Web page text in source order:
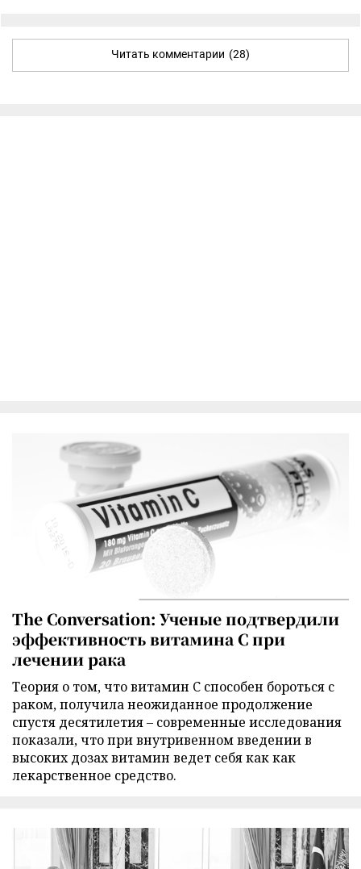
Читать комментарии (28)
The Conversation: Ученые подтвердили
эффективность витамина C при
лечении рака
Теория о том, что витамин C способен бороться с
раком, получила неожиданное продолжение
спустя десятилетия – современные исследования
показали, что при внутривенном введении в
высоких дозах витамин ведет себя как как
лекарственное средство.